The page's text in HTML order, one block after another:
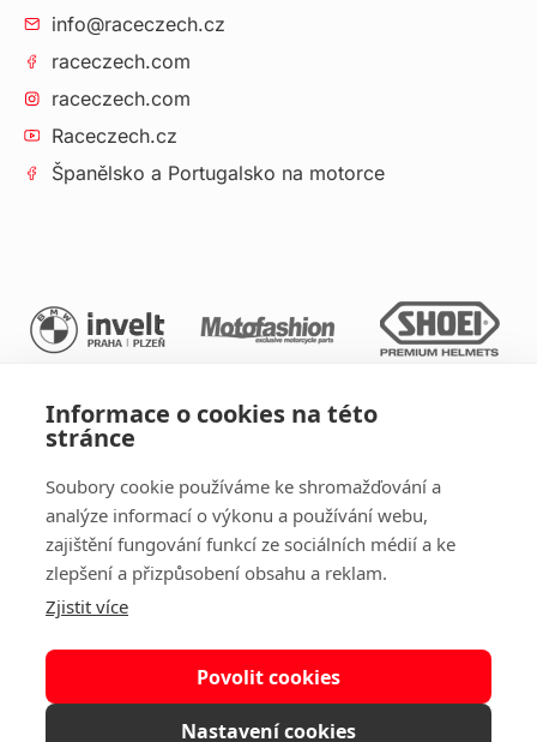
Informace o cookies na této
stránce
Soubory cookie používáme ke shromažďování a
analýze informací o výkonu a používání webu,
zajištění fungování funkcí ze sociálních médií a ke
zlepšení a přizpůsobení obsahu a reklam.
Zjistit více
Povolit cookies
Nastavení cookies
info@raceczech.cz
raceczech.com
raceczech.com
Raceczech.cz
Španělsko a Portugalsko na motorce
Zpracování osobních údajů|Obchodní podmínky